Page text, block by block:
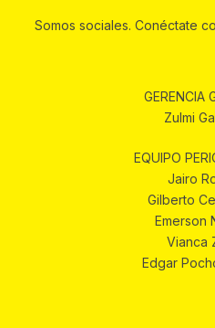
Somos sociales. Conéctate
GERENCIA
Zulmi
EQUIPO
Jairo
Gilberto
Emerson
Vianca
Edgar